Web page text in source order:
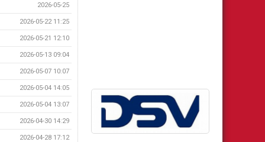
2026-05-25
2026-05-22 11:25
2026-05-21 12:10
2026-05-13 09:04
2026-05-07 10:07
2026-05-04 14:05
2026-05-04 13:07
2026-04-30 14:29
2026-04-28 17:12